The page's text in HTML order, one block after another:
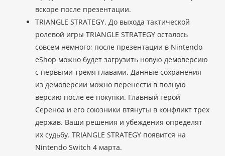
вскоре после презентации.
TRIANGLE STRATEGY. До выхода тактической
ролевой игры TRIANGLE STRATEGY осталось
совсем немного; после презентации в Nintendo
eShop можно будет загрузить новую демоверсию
с первыми тремя главами. Данные сохранения
из демоверсии можно перенести в полную
версию после ее покупки. Главный герой
Сереноа и его союзники втянуты в конфликт трех
держав. Ваши решения и убеждения определят
их судьбу. TRIANGLE STRATEGY появится на
Nintendo Switch 4 марта.